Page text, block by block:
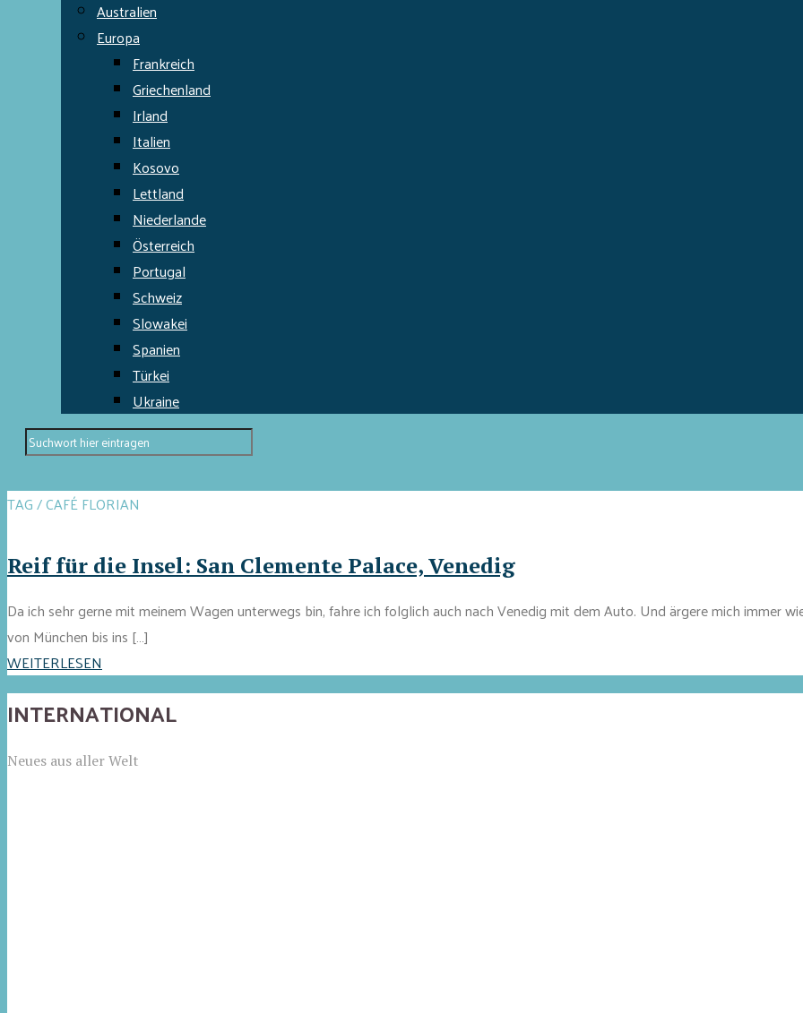
Australien
Europa
Frankreich
Griechenland
Irland
Italien
Kosovo
Lettland
Niederlande
Österreich
Portugal
Schweiz
Slowakei
Spanien
Türkei
Ukraine
TAG / CAFÉ FLORIAN
Reif für die Insel: San Clemente Palace, Venedig
Da ich sehr gerne mit meinem Wagen unterwegs bin, fahre ich folglich auch nach Venedig mit dem Auto. Und ärgere mich immer
von München bis ins […]
WEITERLESEN
INTERNATIONAL
Neues aus aller Welt